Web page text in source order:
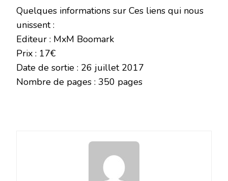
Quelques informations sur Ces liens qui nous
unissent :
Editeur : MxM Boomark
Prix : 17€
Date de sortie : 26 juillet 2017
Nombre de pages : 350 pages